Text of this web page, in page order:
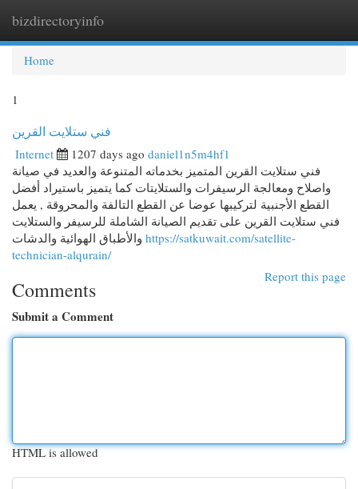
bizdirectoryinfo
Home
1
فني ستلايت القرين
Internet 1207 days ago daniel1n5m4hf1
فني ستلايت القرين المتميز بخدماته المتنوعة والعديد في صيانة
واصلاح ومعالجة الرسيفرات والستلايتات كما يتميز باستيراد أفضل
القطع الأجنبية لتركيبها عوضا عن القطع التالفة والمحروقة , يعمل
فني ستلايت القرين على تقديم الصيانة الشاملة للرسيفر والستلايت
https://satkuwait.com/satellite-
technician-alqurain/
Report this page
Comments
Submit a Comment
HTML is allowed